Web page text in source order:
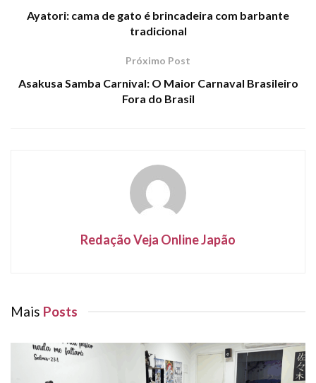
Ayatori: cama de gato é brincadeira com barbante
tradicional
Próximo Post
Asakusa Samba Carnival: O Maior Carnaval Brasileiro
Fora do Brasil
Redação Veja Online Japão
Mais Posts